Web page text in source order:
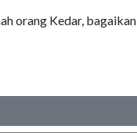
orang Kedar, bagaikan